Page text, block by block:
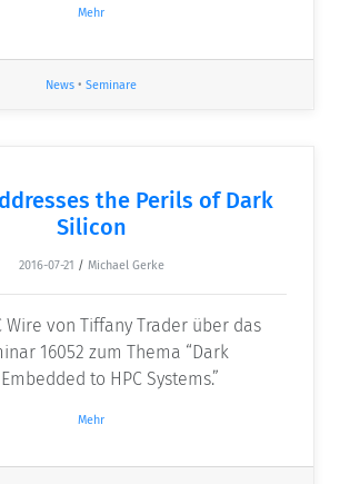
Mehr
News • Seminare
the Perils of Dark
Silicon
2016-07-21 / Michael Gerke
Wire von Tiffany Trader über das
16052 zum Thema “Dark
to HPC Systems.”
Mehr